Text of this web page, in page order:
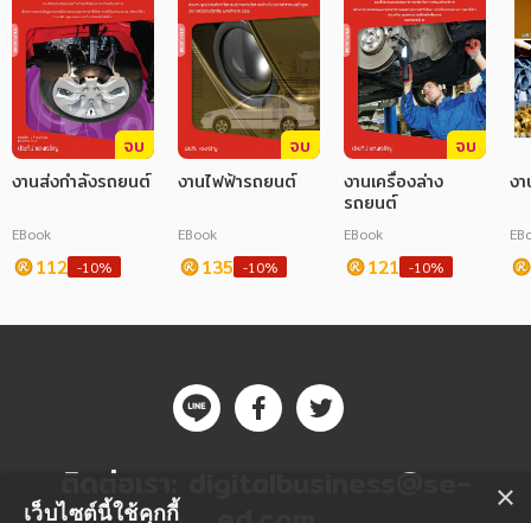
จบ
งานส่งกำลังรถยนต์
EBook
112 -10%
จบ
งานไฟฟ้ารถยนต์
EBook
135 -10%
จบ
งานเครื่องล่าง
รถยนต์
EBook
121 -10%
ง
ติดต่อเรา: digitalbusiness@se- ×
เว็บไซต์นี้ใช้คุกกี้